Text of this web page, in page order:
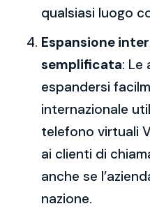
qualsiasi luogo
Espansione
semplificata: Le
espandersi
internazionale
telefono virtuali
ai clienti di
anche se
nazione.